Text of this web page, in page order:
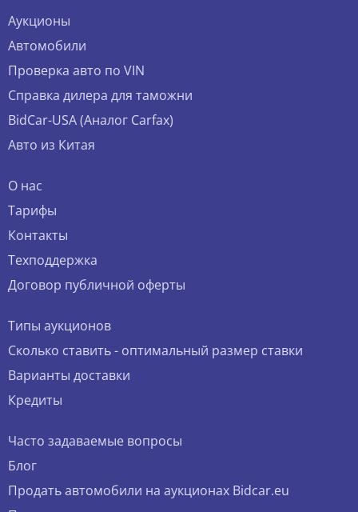
Аукционы
Автомобили
Проверка авто по VIN
Справка дилера для таможни
BidCar-USA (Аналог Carfax)
Авто из Китая
О нас
Тарифы
Контакты
Техподдержка
Договор публичной оферты
Типы аукционов
Сколько ставить - оптимальный размер ставки
Варианты доставки
Кредиты
Часто задаваемые вопросы
Блог
Продать автомобили на аукционах Bidcar.eu